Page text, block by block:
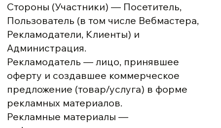
Стороны (Участники) — Посетитель,
Пользователь (в том числе Вебмастера,
Рекламодатели, Клиенты) и
Администрация.
Рекламодатель — лицо, принявшее
оферту и создавшее коммерческое
предложение (товар/услуга) в форме
рекламных материалов.
Рекламные материалы —